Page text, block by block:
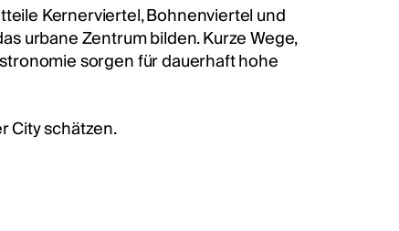
Kernerviertel, Bohnenviertel und
urbane Zentrum bilden. Kurze Wege,
sorgen für dauerhaft hohe
City schätzen.